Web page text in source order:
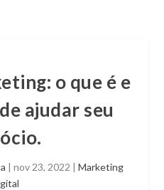
o que é e
ajudar seu
| nov 23, 2022 | Marketing